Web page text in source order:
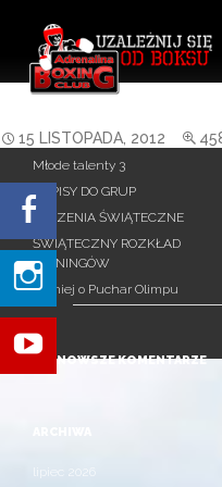
15 LISTOPADA, 2012
Szukaj:
Młode talenty 3
ZAPISY DO GRUP
ŻYCZENIA ŚWIĄTECZNE
ŚWIĄTECZNY ROZKŁAD
TRENINGÓW
Turniej o Puchar Olimpu
NAJNOWSZE KOMENTARZE
lipiec 2026